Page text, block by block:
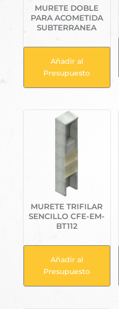
MURETE DOBLE
PARA ACOMETIDA
SUBTERRANEA
Añadir al
Presupuesto
MURETE TRIFILAR
SENCILLO CFE-EM-
BT112
Añadir al
Presupuesto